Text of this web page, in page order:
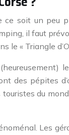
ce soit un peu
il faut
« Triangle
des pépites
du
Les